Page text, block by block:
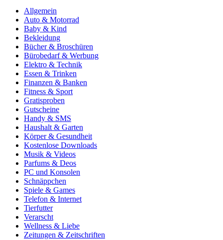
Allgemein
Auto & Motorrad
Baby & Kind
Bekleidung
Bücher & Broschüren
Bürobedarf & Werbung
Elektro & Technik
Essen & Trinken
Finanzen & Banken
Fitness & Sport
Gratisproben
Gutscheine
Handy & SMS
Haushalt & Garten
Körper & Gesundheit
Kostenlose Downloads
Musik & Videos
Parfums & Deos
PC und Konsolen
Schnäppchen
Spiele & Games
Telefon & Internet
Tierfutter
Verarscht
Wellness & Liebe
Zeitungen & Zeitschriften